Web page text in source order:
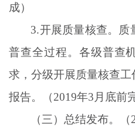
成）
3.开展质量核查。质
普查全过程。各级普查
求，分级开展质量核查
报告。（2019年3月底前
（三）总结发布。（